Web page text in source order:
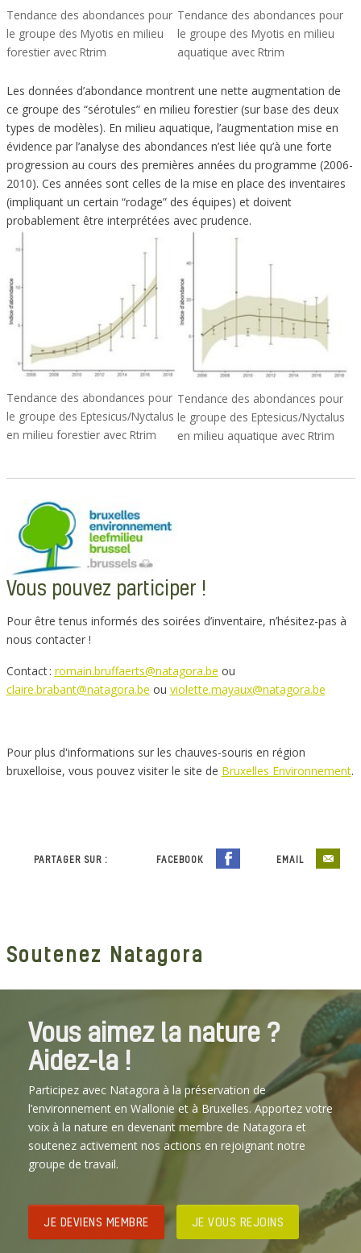
Tendance des abondances pour
le groupe des Myotis en milieu
forestier avec Rtrim
Tendance des abondances pour
le groupe des Myotis en milieu
aquatique avec Rtrim
Tendance des abondances pour
le groupe des Eptesicus/Nyctalus
en milieu forestier avec Rtrim
Tendance des abondances pour
le groupe des Eptesicus/Nyctalus
en milieu aquatique avec Rtrim
Les données d’abondance montrent une nette augmentation de
ce groupe des “sérotules” en milieu forestier (sur base des deux
types de modèles). En milieu aquatique, l’augmentation mise en
évidence par l’analyse des abondances n’est liée qu’à une forte
progression au cours des premières années du programme (2006-
2010). Ces années sont celles de la mise en place des inventaires
(impliquant un certain “rodage” des équipes) et doivent
probablement être interprétées avec prudence.
Vous pouvez participer !
Pour être tenus informés des soirées d’inventaire, n’hésitez-pas à
nous contacter !
Contact : romain.bruffaerts@natagora.be ou
claire.brabant@natagora.be ou violette.mayaux@natagora.be
Pour plus d'informations sur les chauves-souris en région
bruxelloise, vous pouvez visiter le site de Bruxelles Environnement.
PARTAGER SUR : FACEBOOK EMAIL
Soutenez Natagora
Vous aimez la nature ?
Aidez-la !
Participez avec Natagora à la préservation de
l’environnement en Wallonie et à Bruxelles. Apportez votre
voix à la nature en devenant membre de Natagora et
soutenez activement nos actions en rejoignant notre
groupe de travail.
JE DEVIENS MEMBRE JE VOUS REJOINS